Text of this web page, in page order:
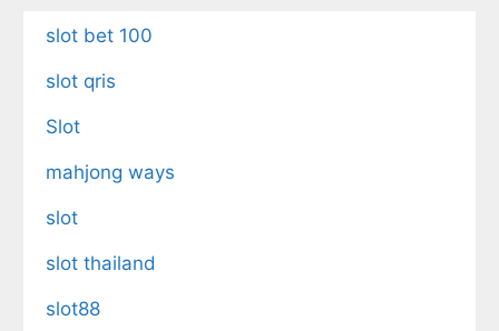
slot bet 100
slot qris
Slot
mahjong ways
slot
slot thailand
slot88